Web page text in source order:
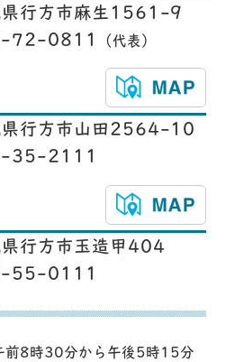
行方市麻生1561-9
72-0811
（代表）
行方市山田2564-10
35-2111
行方市玉造甲404
55-0111
前8時30分から午後5時15分